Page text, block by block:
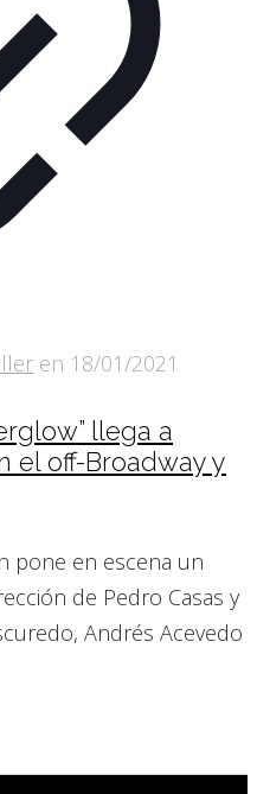
en 18/01/2021
llega a
el off-Broadway y
pone en escena un
de Pedro Casas y
Andrés Acevedo